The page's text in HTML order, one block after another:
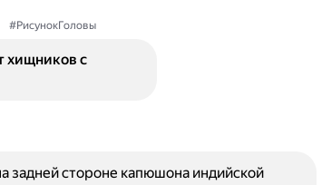
#РисунокГоловы
хищников с
задней стороне капюшона индийской